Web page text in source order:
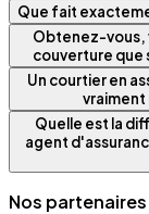
Que fait
Obtenez-vous,
couverture que
Un courtier en
vraiment
Quelle est la
agent
Nos